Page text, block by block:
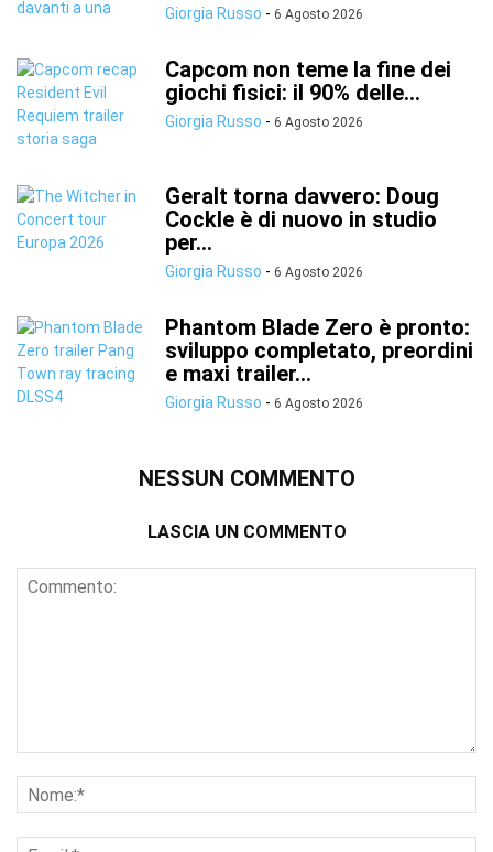
Giorgia Russo - 6 Agosto 2026
Capcom non teme la fine dei
giochi fisici: il 90% delle...
Giorgia Russo - 6 Agosto 2026
Geralt torna davvero: Doug
Cockle è di nuovo in studio
per...
Giorgia Russo - 6 Agosto 2026
Phantom Blade Zero è pronto:
sviluppo completato, preordini
e maxi trailer...
Giorgia Russo - 6 Agosto 2026
NESSUN COMMENTO
LASCIA UN COMMENTO